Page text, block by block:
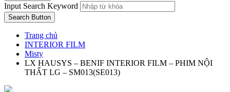
Input Search Keyword
Search Button
Trang chủ
INTERIOR FILM
Misty
LX HAUSYS – BENIF INTERIOR FILM – PHIM NỘI
THẤT LG – SM013(SE013)